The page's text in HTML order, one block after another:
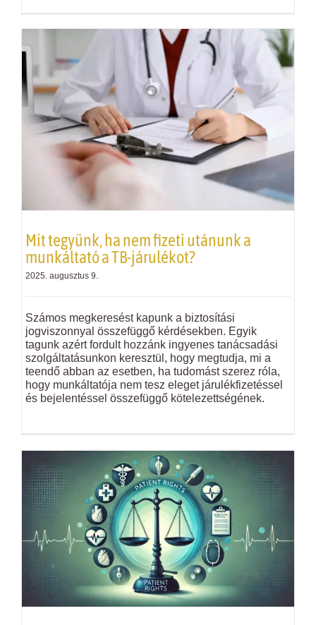
Mit tegyünk, ha nem fizeti utánunk a
munkáltató a TB-járulékot?
2025. augusztus 9.
Számos megkeresést kapunk a biztosítási
jogviszonnyal összefüggő kérdésekben. Egyik
tagunk azért fordult hozzánk ingyenes tanácsadási
szolgáltatásunkon keresztül, hogy megtudja, mi a
teendő abban az esetben, ha tudomást szerez róla,
hogy munkáltatója nem tesz eleget járulékfizetéssel
és bejelentéssel összefüggő kötelezettségének.